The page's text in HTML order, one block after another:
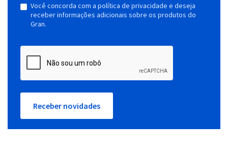
Você concorda com a política de privacidade e deseja
receber informações adicionais sobre os produtos do
Gran.
Receber novidades